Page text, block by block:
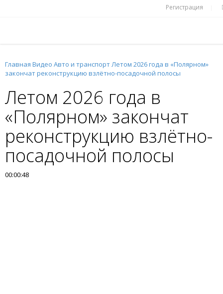
Регистрация
Главная Видео Авто и транспортЛетом 2026 года в «Полярном»
закончат реконструкцию взлётно-посадочной полосы
Летом 2026 года в
«Полярном» закончат
реконструкцию взлётно-
посадочной полосы
00:00:48